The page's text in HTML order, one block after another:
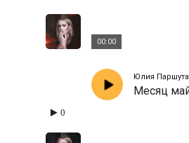
00:00
Юлия Паршута
0